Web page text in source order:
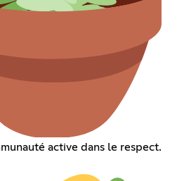
active dans le respect.